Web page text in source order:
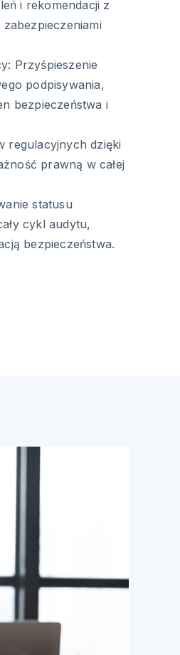
i rekomendacji z
Przyśpieszenie
podpisywania,
bezpieczeństwa i
regulacyjnych dzięki
prawną w całej
statusu
cykl audytu,
bezpieczeństwa.